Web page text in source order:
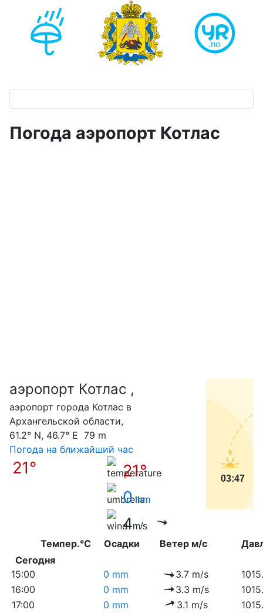
Погода аэропорт Котлас
аэропорт Котлас ,
аэропорт города Котлас в
Архангельской области,
61.2° N, 46.7° E 79 m
Погода на ближайший час
21°
21°
0mm
4m/s
03:47
Темпер.°C Осадки Ветер м/с
Сегодня
15:00
0 mm 3.7 m/s
16:00
0 mm 3.3 m/s
17:00
0 mm 3.1 m/s